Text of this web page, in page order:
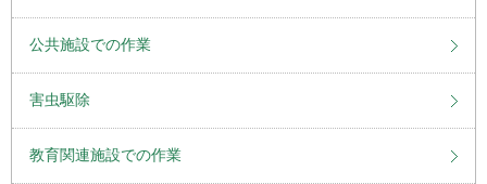
公共施設での作業
害虫駆除
教育関連施設での作業